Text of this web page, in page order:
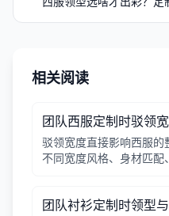
相关阅读
团队西服定制时驳领
驳领宽度直接影响西服的
不同宽度风格、身材匹配
团队衬衫定制时领型